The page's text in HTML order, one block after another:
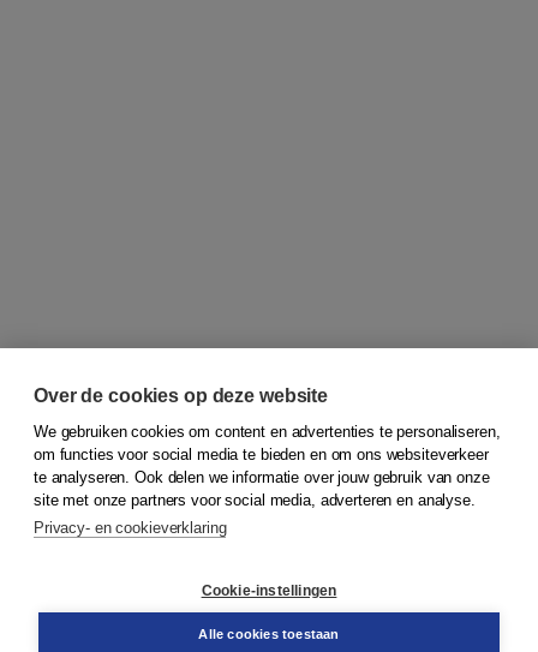
© 2026Koninklijke Boom uitgevers
Bestellen
Over de cookies op deze website
We gebruiken cookies om content en advertenties te personaliseren,
om functies voor social media te bieden en om ons websiteverkeer
te analyseren. Ook delen we informatie over jouw gebruik van onze
site met onze partners voor social media, adverteren en analyse.
Privacy- en cookieverklaring
Cookie-instellingen
Alle cookies toestaan